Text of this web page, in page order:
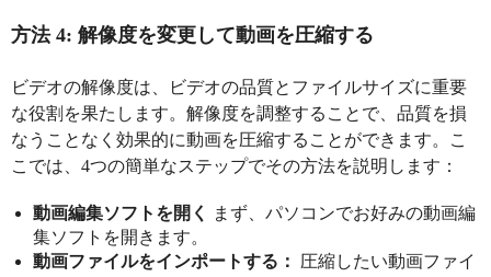
方法 4: 解像度を変更して動画を圧縮する
ビデオの解像度は、ビデオの品質とファイルサイズに重要
な役割を果たします。解像度を調整することで、品質を損
なうことなく効果的に動画を圧縮することができます。こ
こでは、4つの簡単なステップでその方法を説明します：
動画編集ソフトを開く
まず、パソコンでお好みの動画編
集ソフトを開きます。
動画ファイルをインポートする： 圧縮したい動画ファイ